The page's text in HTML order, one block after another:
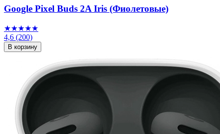
Google Pixel Buds 2A Iris (Фиолетовые)
★★★★★
4,6 (200)
В корзину